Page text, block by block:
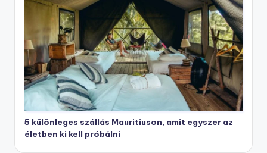
5 különleges szállás Mauritiuson, amit egyszer az
életben ki kell próbálni